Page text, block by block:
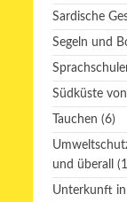
Sardische
Segeln und
Südküste
Tauchen (6)
und überall
Unterkunft in